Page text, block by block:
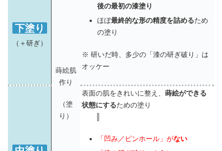
下塗り
（＋研ぎ）
蒔絵肌
作り
（塗
り）
後の最初の漆塗り
ほぼ最終的な形の精度を詰めるため
の塗り
※ 研いだ時、多少の「漆の研ぎ破り」は
オッケー
表面の肌をきれいに整え、 蒔絵ができる
状態にするための塗り
「凹み／ピンホール」がない